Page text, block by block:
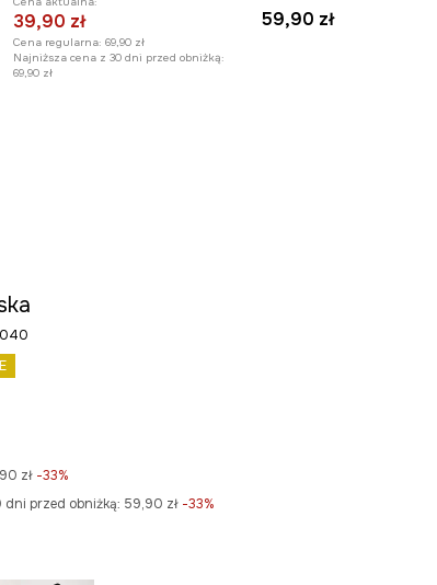
39,90 zł
Cena regularna: 69,90 zł
Najniższa cena z 30 dni przed obniżką:
69,90 zł
59,90 zł
zł-33%
przed obniżką: 59,90 zł -33%